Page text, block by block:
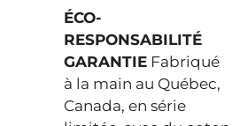
ÉCO-
RESPONSABILITÉ
GARANTIE Fabriqué
à la main au Québec,
Canada, en série